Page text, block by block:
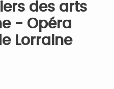
des arts
- Opéra
Lorraine